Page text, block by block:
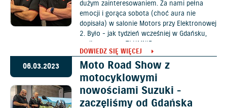
dużym zainteresowaniem. Za nami pełna
emocji i gorąca sobota (choć aura nie
dopisała) w salonie Motors przy Elektronowej
2. Było - jak tydzień wcześniej w Gdańsku,
czyli po prostu TŁUMNIE.
DOWIEDZ SIĘ WIĘCEJ
06.03.2023
Moto Road Show z
motocyklowymi
nowościami Suzuki -
zaczęliśmy od Gdańska